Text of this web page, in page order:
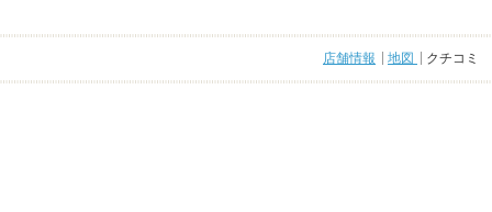
店舗情報 地図 クチコミ